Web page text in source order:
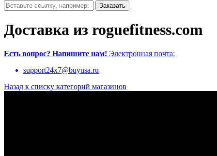
Доставка из roguefitness.com
Есть вопрос? Напишите нам! Электронная почта:
support24x7@buyusa.ru
Назад к списку категорий магазинов